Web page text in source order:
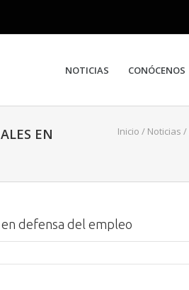
NOTICIAS CONÓCENOS
EN
Inicio / Noticias /
en defensa del empleo